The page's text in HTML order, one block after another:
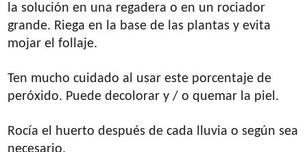
la solución en una regadera o en un rociador
grande. Riega en la base de las plantas y evita
mojar el follaje.
Ten mucho cuidado al usar este porcentaje de
peróxido. Puede decolorar y / o quemar la piel.
Rocía el huerto después de cada lluvia o según sea